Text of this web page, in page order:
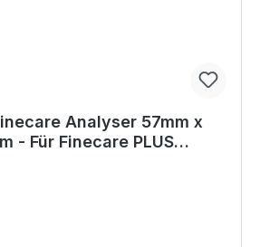
Analyser 57mm x
- Für Finecare PLUS